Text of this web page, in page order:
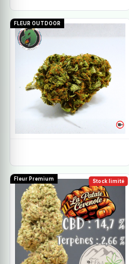
FLEUR OUTDOOR
Stock limité
Fleur Premium